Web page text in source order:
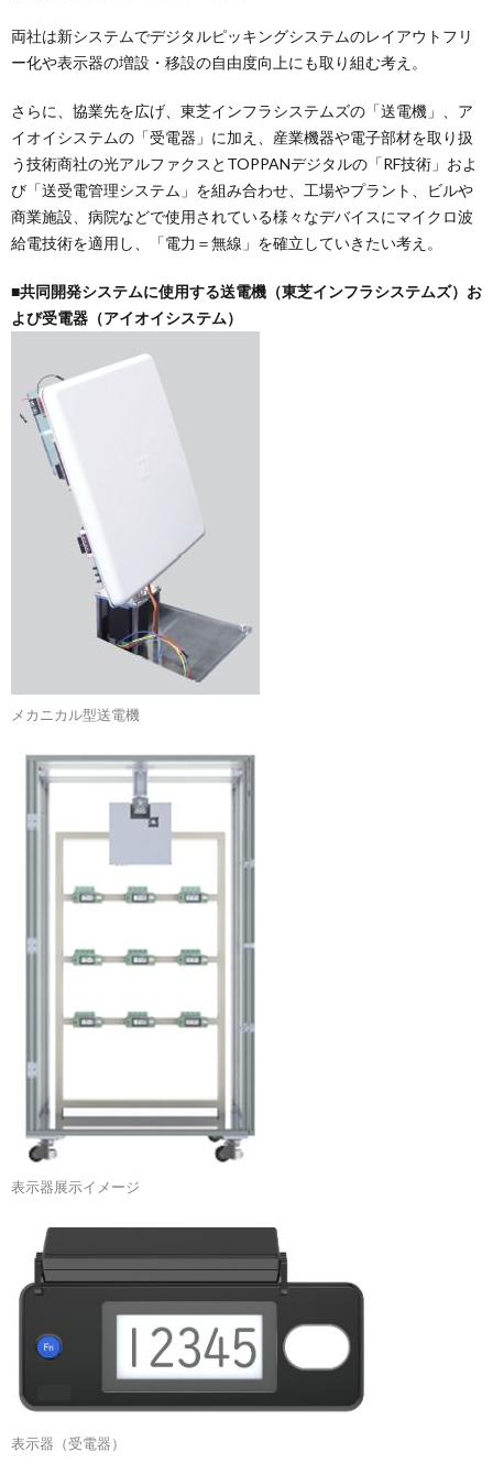
両社は新システムでデジタルピッキングシステムのレイアウトフリ
ー化や表示器の増設・移設の自由度向上にも取り組む考え。
さらに、協業先を広げ、東芝インフラシステムズの「送電機」、ア
イオイシステムの「受電器」に加え、産業機器や電子部材を取り扱
う技術商社の光アルファクスとTOPPANデジタルの「RF技術」およ
び「送受電管理システム」を組み合わせ、工場やプラント、ビルや
商業施設、病院などで使用されている様々なデバイスにマイクロ波
給電技術を適用し、「電力＝無線」を確立していきたい考え。
■共同開発システムに使用する送電機（東芝インフラシステムズ）お
よび受電器（アイオイシステム）
メカニカル型送電機
表示器展示イメージ
表示器（受電器）